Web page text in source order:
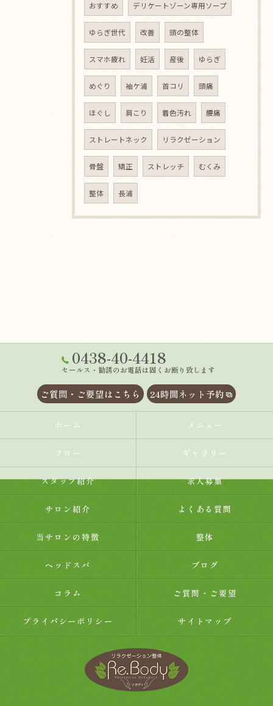
おすすめ デリケートゾーン専用ソープ
ゆらぎ世代 改善 頭の整体
スマホ疲れ 妊活 産後 ゆらぎ
めぐり 袖ケ浦 首コリ 頭痛
ほぐし 肩こり 着色汚れ 腰痛
ストレートネック リラクゼーション
骨盤 矯正 ストレッチ むくみ
整体 長浦
0438-40-4418
セールス・勧誘のお電話は固くお断り致します
ご質問・ご要望はこちら 24時間ネット予約
ホーム メニュー
フロー ギャラリー
スタッフ紹介 求人募集
サロン紹介 よくある質問
当サロンの特徴 整体
ヘッドスパ ブログ
コラム ご質問・ご要望
プライバシーポリシー サイトマップ